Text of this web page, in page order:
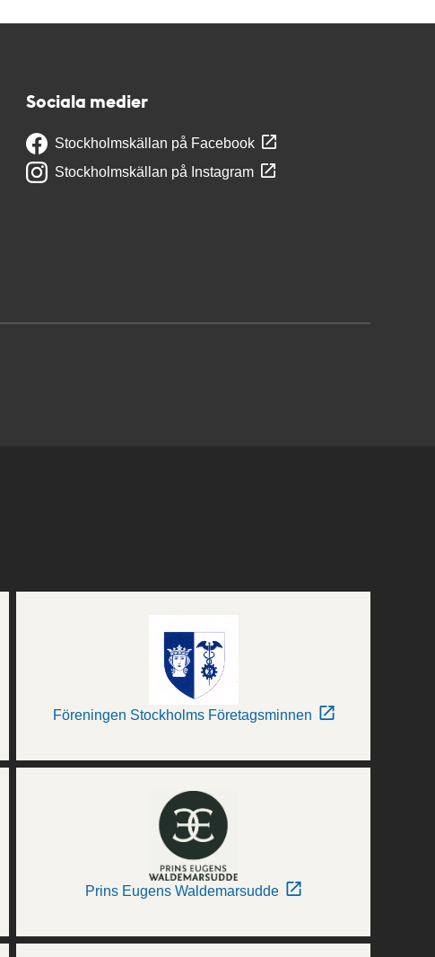
Sociala medier
Stockholmskällan på Facebook
Stockholmskällan på Instagram
Föreningen Stockholms Företagsminnen
Prins Eugens Waldemarsudde